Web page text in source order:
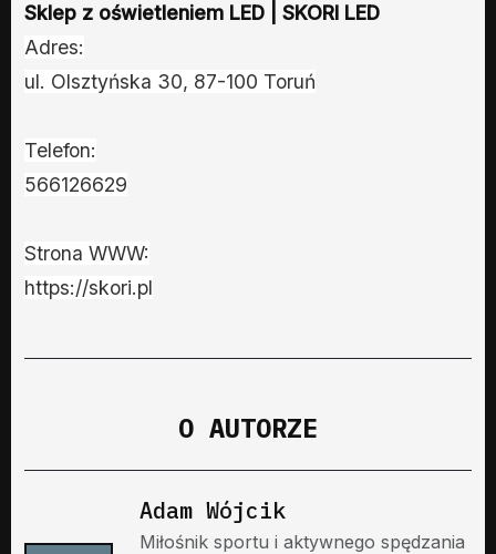
Sklep z oświetleniem LED | SKORI LED
Adres:
ul. Olsztyńska 30, 87-100 Toruń
Telefon:
566126629
Strona WWW:
https://skori.pl
O AUTORZE
Adam Wójcik
Miłośnik sportu i aktywnego spędzania